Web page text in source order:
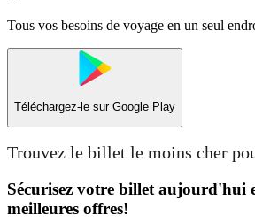
Tous vos besoins de voyage en un seul
Téléchargez-le sur Google Play
Trouvez le billet le moins cher
Sécurisez votre billet aujourd'hui
meilleures offres!